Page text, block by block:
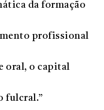
da formação
profissional
oral, o capital
fulcral.”